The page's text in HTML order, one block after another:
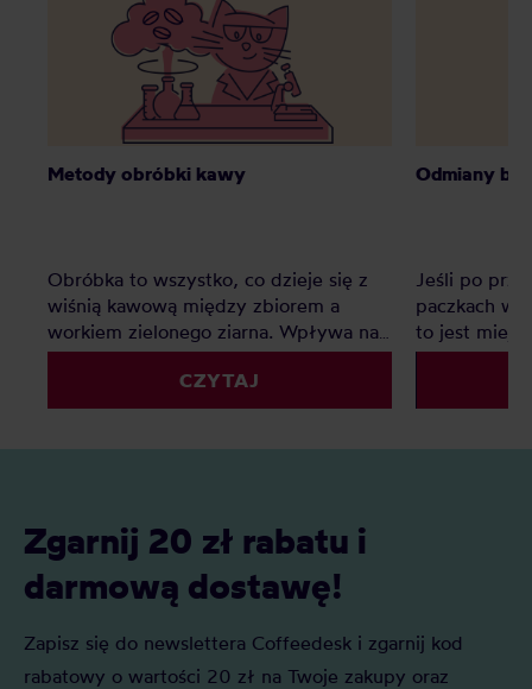
Metody obróbki kawy
Obróbka to wszystko, co dzieje się z
wiśnią kawową między zbiorem a
workiem zielonego ziarna. Wpływa na
smak mocniej niż odmiana i często
mocniej niż sam kraj pochodzenia.
Zebraliśmy 31 metod, które realnie
jakich krajach go spotkasz i do jakiej
metody parzenia najlepiej pasuje.
Rozwiń tę, która Cię interesuje.
CZYTAJ
Odmiany
Jeśli po
paczkach
to jest
odmian z
Coffee
Zgarnij 20 zł rabatu i
darmową dostawę!
Zapisz się do newslettera Coffeedesk i zgarnij kod
rabatowy o wartości 20 zł na Twoje zakupy oraz